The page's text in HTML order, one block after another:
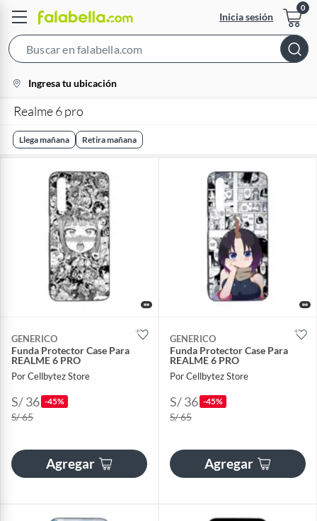
Inicia sesión
Bar
location-
icon
Ingresa tu ubicación
Realme 6 pro
Llega mañana Retira mañana
GENERICO
Funda Protector Case Para
REALME 6 PRO
Por Cellbytez Store
S/ 36 -45%
S/ 65
Agregar
GENERICO
Funda Protector Case Para
REALME 6 PRO
Por Cellbytez Store
S/ 36 -45%
S/ 65
Agregar